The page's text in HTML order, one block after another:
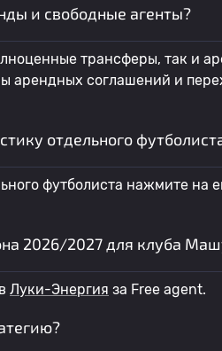
и свободные агенты?
трансферы, так и
арендных соглашений и
отдельного
футболиста нажмите на
2026/2027 для клуба
в Луки-Энергия за Free agent.